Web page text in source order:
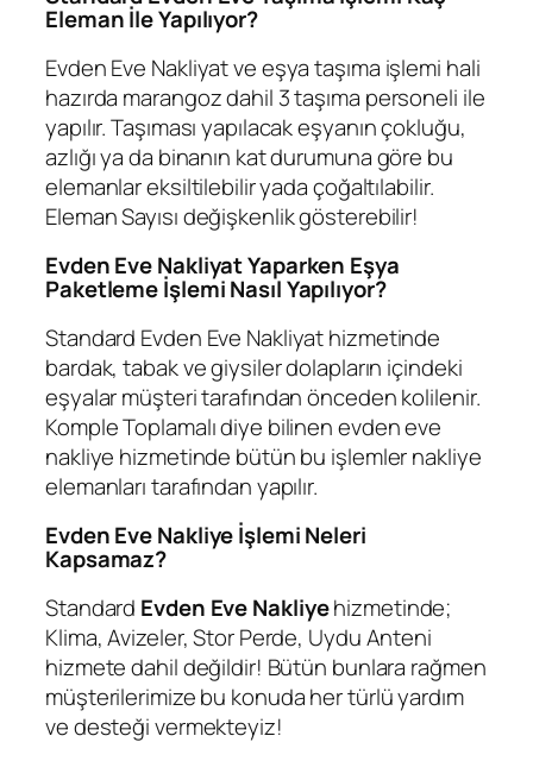
Eleman İle Yapılıyor?
Evden Eve Nakliyat ve eşya taşıma işlemi hali
hazırda marangoz dahil 3 taşıma personeli ile
yapılır. Taşıması yapılacak eşyanın çokluğu,
azlığı ya da binanın kat durumuna göre bu
elemanlar eksiltilebilir yada çoğaltılabilir.
Eleman Sayısı değişkenlik gösterebilir!
Evden Eve Nakliyat Yaparken Eşya
Paketleme İşlemi Nasıl Yapılıyor?
Standard Evden Eve Nakliyat hizmetinde
bardak, tabak ve giysiler dolapların içindeki
eşyalar müşteri tarafından önceden kolilenir.
Komple Toplamalı diye bilinen evden eve
nakliye hizmetinde bütün bu işlemler nakliye
elemanları tarafından yapılır.
Evden Eve Nakliye İşlemi Neleri
Kapsamaz?
Standard Evden Eve Nakliyehizmetinde;
Klima, Avizeler, Stor Perde, Uydu Anteni
hizmete dahil değildir! Bütün bunlara rağmen
müşterilerimize bu konuda her türlü yardım
ve desteği vermekteyiz!